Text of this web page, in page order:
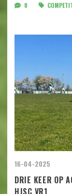
0
16-04-2025
DRIE KEER OP
HJSC VR1